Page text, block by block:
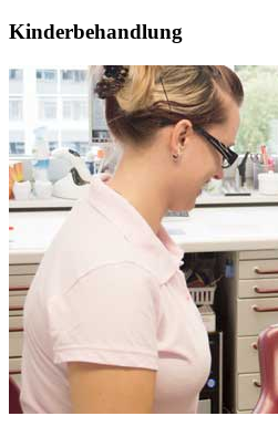
Kinderbehandlung